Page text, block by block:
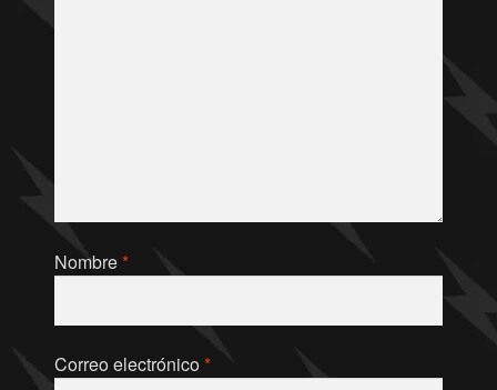
Nombre*
Correo electrónico*